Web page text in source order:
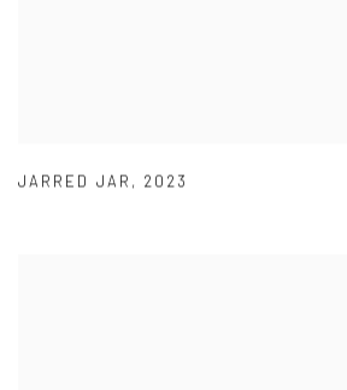
JARRED JAR , 2023